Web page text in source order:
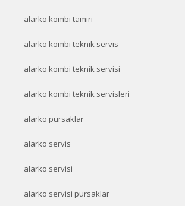
alarko kombi tamiri
alarko kombi teknik servis
alarko kombi teknik servisi
alarko kombi teknik servisleri
alarko pursaklar
alarko servis
alarko servisi
alarko servisi pursaklar